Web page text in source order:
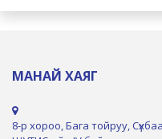
МАНАЙ ХАЯГ
8-р хороо, Бага тойруу,